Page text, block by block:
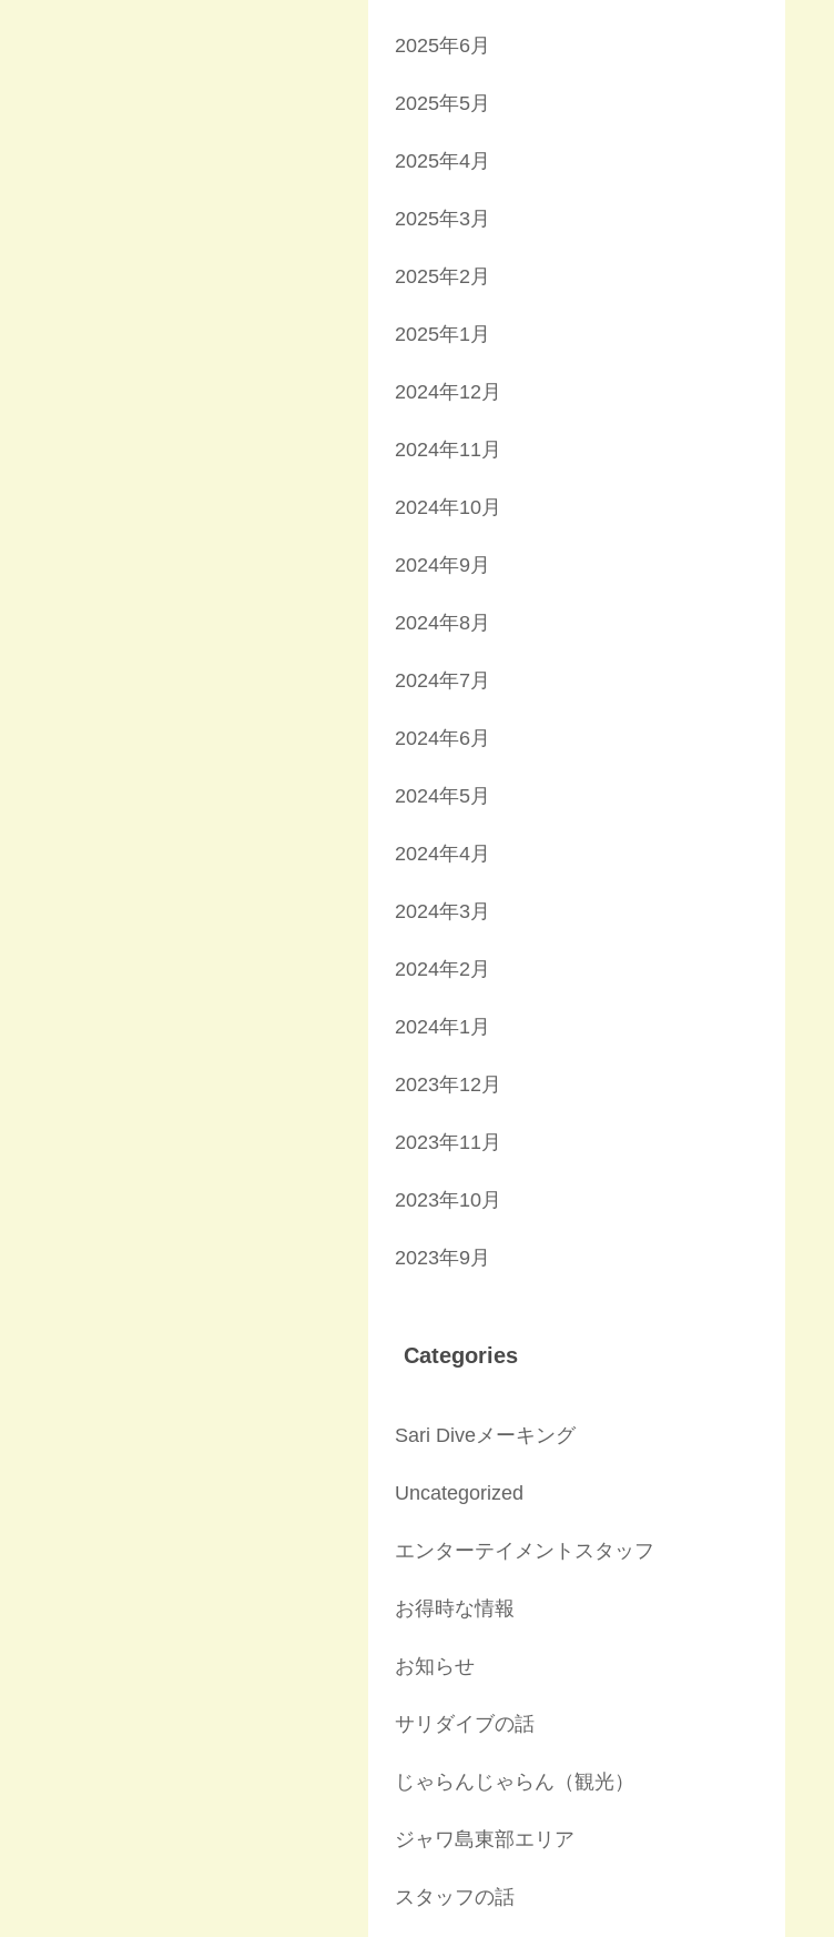
2025年6月
2025年5月
2025年4月
2025年3月
2025年2月
2025年1月
2024年12月
2024年11月
2024年10月
2024年9月
2024年8月
2024年7月
2024年6月
2024年5月
2024年4月
2024年3月
2024年2月
2024年1月
2023年12月
2023年11月
2023年10月
2023年9月
Categories
Sari Diveメーキング
Uncategorized
エンターテイメントスタッフ
お得時な情報
お知らせ
サリダイブの話
じゃらんじゃらん（観光）
ジャワ島東部エリア
スタッフの話